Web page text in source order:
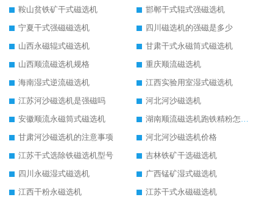
鞍山贫铁矿干式磁选机
邯郸干式辊式强磁选机
宁夏干式强磁磁选机
四川磁选机的强磁是多少
山西永磁辊式磁选机
甘肃干式永磁筒式磁选机
山西顺流磁选机规格
重庆顺流磁选机
海南湿式逆流磁选机
江西实验用室湿式磁选机
江苏河沙磁选机是强磁吗
河北河沙磁选机
安徽顺流永磁筒式磁选机
湖南顺流磁选机跑铁精粉怎么处理
甘肃河沙磁选机的注意事项
河北河沙磁选机价格
江苏干式选除铁磁选机型号
吉林铁矿干选磁选机
四川永磁湿式磁选机
广西锰矿湿式磁选机
江西干粉永磁选机
江苏干式永磁磁选机